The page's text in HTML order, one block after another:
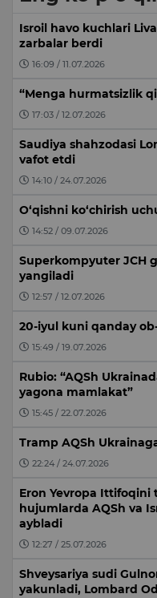
Isroil havo kuchlari
zarbalar berdi
16:09 / 11.07.2026
“Menga hurmatsizlik
17:03 / 12.07.2026
Saudiya shahzodasi
vafot etdi
14:10 / 24.07.2026
O‘qishni ko‘chirish
14:52 / 09.07.2026
Superkompyuter JCH
yangiladi
12:57 / 12.07.2026
20-iyul kuni qanday
15:49 / 19.07.2026
Rubio: “AQSh
yagona mamlakat”
15:45 / 22.07.2026
Tramp AQSh
22:24 / 24.07.2026
Eron Yevropa
hujumlarda AQSh va
aybladi
12:27 / 25.07.2026
Shveysariya sudi
yakunladi, Lombard